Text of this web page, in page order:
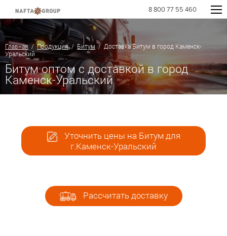
8 800 77 55 460
Главная /Продукция/ Битум/ Доставка Битум в город Каменск-
Уральский
Битум оптом с доставкой в город
Каменск-Уральский
Уточнить цены на Битум для
г.Каменск-Уральский
Рассчитать доставку